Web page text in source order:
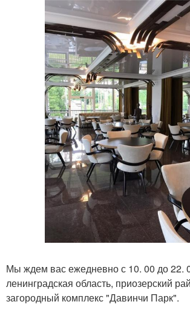
Мы ждем вас ежедневно с 10. 00 до 22.
ленинградская область, приозерский
загородный комплекс "Давинчи Парк".